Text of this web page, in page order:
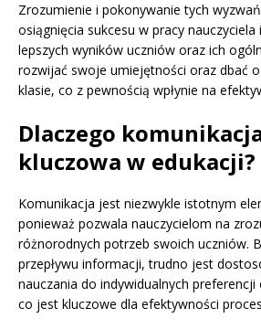
Zrozumienie i pokonywanie tych
osiągnięcia sukcesu w pracy nauczyciela
lepszych wyników uczniów oraz ich
rozwijać swoje umiejętności oraz dbać
klasie, co z pewnością wpłynie na
Dlaczego
kluczowa w edukacji?
Komunikacja jest niezwykle istotnym
ponieważ pozwala nauczycielom na
różnorodnych potrzeb swoich uczniów.
przepływu informacji, trudno jest
nauczania do indywidualnych preferencji
co jest kluczowe dla efektywności